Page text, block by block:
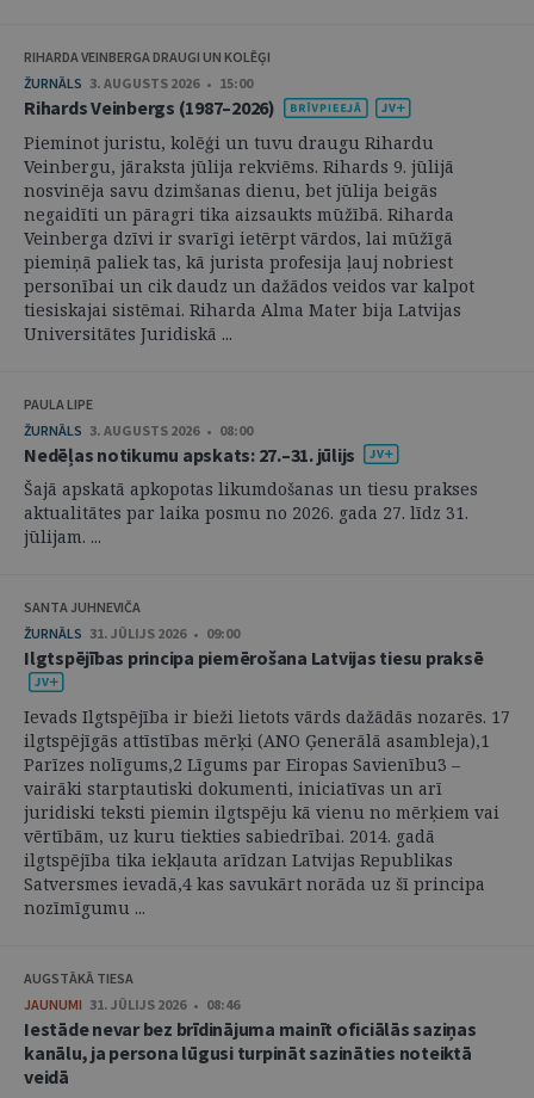
RIHARDA VEINBERGA DRAUGI UN KOLĒĢI
ŽURNĀLS 3. AUGUSTS 2026 • 15:00
Rihards Veinbergs (1987–2026)
Pieminot juristu, kolēģi un tuvu draugu Rihardu
Veinbergu, jāraksta jūlija rekviēms. Rihards 9. jūlijā
nosvinēja savu dzimšanas dienu, bet jūlija beigās
negaidīti un pāragri tika aizsaukts mūžībā. Riharda
Veinberga dzīvi ir svarīgi ietērpt vārdos, lai mūžīgā
piemiņā paliek tas, kā jurista profesija ļauj nobriest
personībai un cik daudz un dažādos veidos var kalpot
tiesiskajai sistēmai. Riharda Alma Mater bija Latvijas
Universitātes Juridiskā ...
PAULA LIPE
ŽURNĀLS 3. AUGUSTS 2026 • 08:00
Nedēļas notikumu apskats: 27.–31. jūlijs
Šajā apskatā apkopotas likumdošanas un tiesu prakses
aktualitātes par laika posmu no 2026. gada 27. līdz 31.
jūlijam. ...
SANTA JUHNEVIČA
ŽURNĀLS 31. JŪLIJS 2026 • 09:00
Ilgtspējības principa piemērošana Latvijas tiesu praksē
Ievads Ilgtspējība ir bieži lietots vārds dažādās nozarēs. 17
ilgtspējīgās attīstības mērķi (ANO Ģenerālā asambleja),1
Parīzes nolīgums,2 Līgums par Eiropas Savienību3 –
vairāki starptautiski dokumenti, iniciatīvas un arī
juridiski teksti piemin ilgtspēju kā vienu no mērķiem vai
vērtībām, uz kuru tiekties sabiedrībai. 2014. gadā
ilgtspējība tika iekļauta arīdzan Latvijas Republikas
Satversmes ievadā,4 kas savukārt norāda uz šī principa
nozīmīgumu ...
AUGSTĀKĀ TIESA
JAUNUMI 31. JŪLIJS 2026 • 08:46
Iestāde nevar bez brīdinājuma mainīt oficiālās saziņas
kanālu, ja persona lūgusi turpināt sazināties noteiktā
veidā